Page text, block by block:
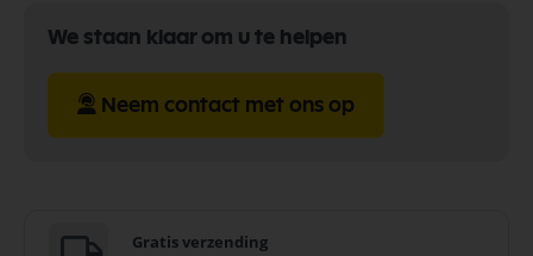
We staan klaar om u te helpen
Neem contact met ons op
Gratis verzending